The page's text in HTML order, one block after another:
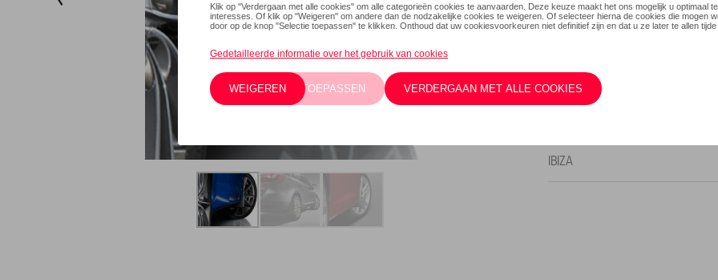
Aangepast aan het
bevestigingspunten
IBIZA